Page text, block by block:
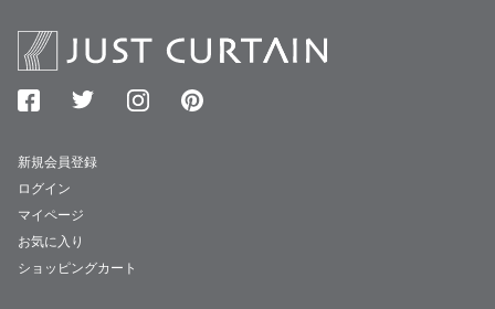
新規会員登録
ログイン
マイページ
お気に入り
ショッピングカート